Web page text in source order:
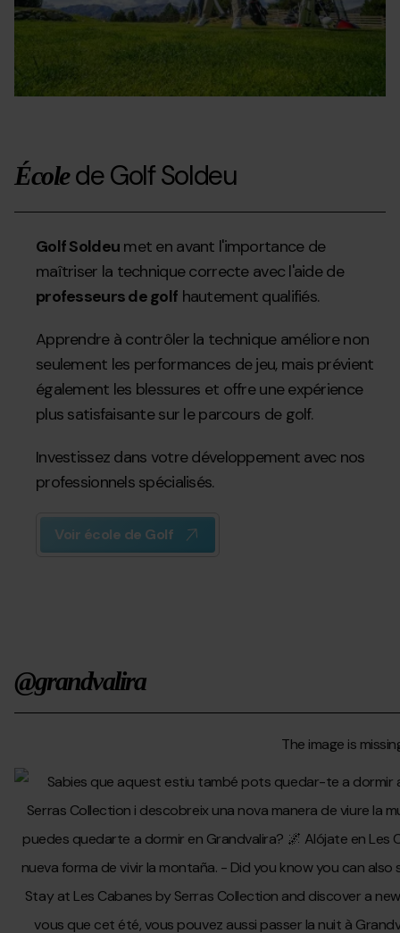
Écolede Golf Soldeu
Golf Soldeu met en avant l'importance de
maîtriser la technique correcte avec l'aide de
professeurs de golf hautement qualifiés.
Apprendre à contrôler la technique améliore non
seulement les performances de jeu, mais prévient
également les blessures et offre une expérience
plus satisfaisante sur le parcours de golf.
Investissez dans votre développement avec nos
professionnels spécialisés.
Voir école de Golf
@grandvalira